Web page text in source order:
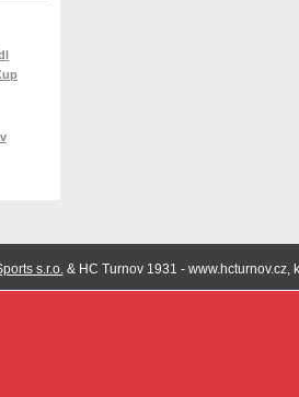
s.r.o.& HC Turnov 1931 -